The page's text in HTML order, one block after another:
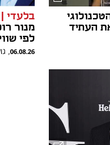
העתיד
בלעדי |
מנור
לפי שווי של 300
06.08.26
,